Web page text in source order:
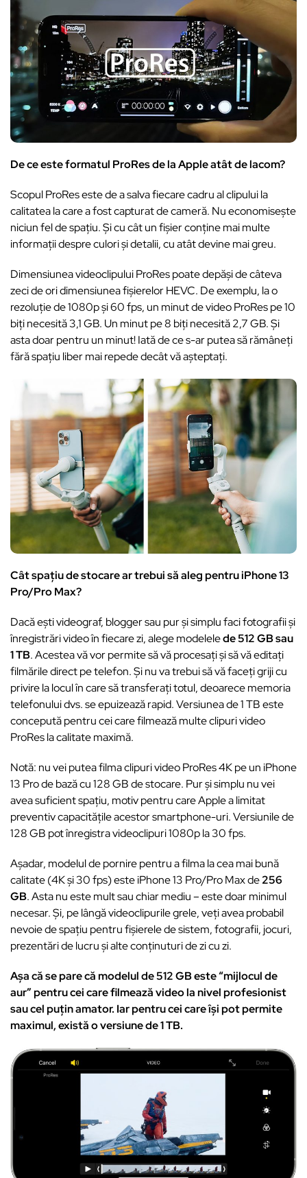
De ce este formatul ProRes de la Apple atât de lacom?
Scopul ProRes este de a salva fiecare cadru al clipului la
calitatea la care a fost capturat de cameră. Nu economisește
niciun fel de spațiu. Și cu cât un fișier conține mai multe
informații despre culori și detalii, cu atât devine mai greu.
Dimensiunea videoclipului ProRes poate depăși de câteva
zeci de ori dimensiunea fișierelor HEVC. De exemplu, la o
rezoluție de 1080p și 60 fps, un minut de video ProRes pe 10
biți necesită 3,1 GB. Un minut pe 8 biți necesită 2,7 GB. Și
asta doar pentru un minut! Iată de ce s-ar putea să rămâneți
fără spațiu liber mai repede decât vă așteptați.
Cât spațiu de stocare ar trebui să aleg pentru iPhone 13
Pro/Pro Max?
Dacă ești videograf, blogger sau pur și simplu faci fotografii și
înregistrări video în fiecare zi, alege modelelede 512 GB sau
1 TB. Acestea vă vor permite să vă procesați și să vă editați
filmările direct pe telefon. Și nu va trebui să vă faceți griji cu
privire la locul în care să transferați totul, deoarece memoria
telefonului dvs. se epuizează rapid. Versiunea de 1 TB este
concepută pentru cei care filmează multe clipuri video
ProRes la calitate maximă.
Notă: nu vei putea filma clipuri video ProRes 4K pe un iPhone
13 Pro de bază cu 128 GB de stocare. Pur și simplu nu vei
avea suficient spațiu, motiv pentru care Apple a limitat
preventiv capacitățile acestor smartphone-uri. Versiunile de
128 GB pot înregistra videoclipuri 1080p la 30 fps.
Așadar, modelul de pornire pentru a filma la cea mai bună
calitate (4K și 30 fps) este iPhone 13 Pro/Pro Max de256
GB. Asta nu este mult sau chiar mediu – este doar minimul
necesar. Și, pe lângă videoclipurile grele, veți avea probabil
nevoie de spațiu pentru fișierele de sistem, fotografii, jocuri,
prezentări de lucru și alte conținuturi de zi cu zi.
Așa că se pare că modelul de 512 GB este “mijlocul de
aur” pentru cei care filmează video la nivel profesionist
sau cel puțin amator. Iar pentru cei care își pot permite
maximul, există o versiune de 1 TB.